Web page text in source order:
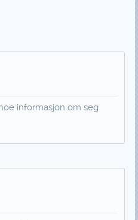
informasjon om seg